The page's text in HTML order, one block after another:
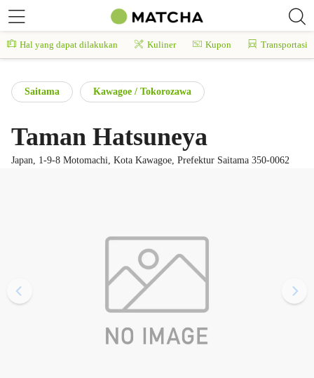
Hal yang dapat dilakukan Kuliner Kupon Transportasi
Saitama Kawagoe / Tokorozawa
Taman Hatsuneya
Japan, 1-9-8 Motomachi, Kota Kawagoe, Prefektur Saitama 350-0062